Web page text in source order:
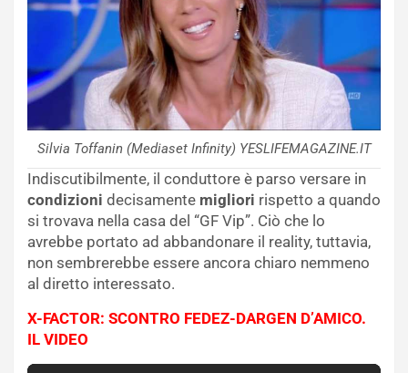
Silvia Toffanin (Mediaset Infinity) YESLIFEMAGAZINE.IT
Indiscutibilmente, il conduttore è parso versare in
condizioni decisamente migliori rispetto a quando
si trovava nella casa del “GF Vip”. Ciò che lo
avrebbe portato ad abbandonare il reality, tuttavia,
non sembrerebbe essere ancora chiaro nemmeno
al diretto interessato.
X-FACTOR: SCONTRO FEDEZ-DARGEN D’AMICO.
IL VIDEO